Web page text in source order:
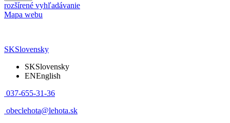
rozšírené vyhľadávanie
Mapa webu
SKSlovensky
SKSlovensky
ENEnglish
037-655-31-36
obeclehota@lehota.sk